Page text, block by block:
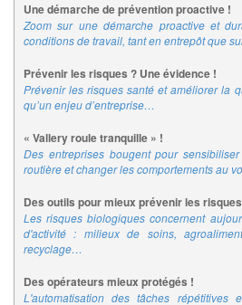
Une démarche de prévention proactive !
Zoom sur une démarche proactive et
conditions de travail, tant en entrepôt que
Prévenir les risques ? Une évidence !
Prévenir les risques santé et améliorer la
qu’un enjeu d’entreprise…
« Vallery roule tranquille » !
Des entreprises bougent pour
routière et changer les comportements au
Des outils pour mieux prévenir les
Les risques biologiques concernent
d'activité : milieux de soins,
recyclage…
Des opérateurs mieux protégés !
L'automatisation des tâches répétitives